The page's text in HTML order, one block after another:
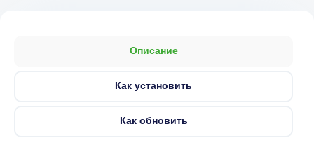
Описание
Как установить
Как обновить